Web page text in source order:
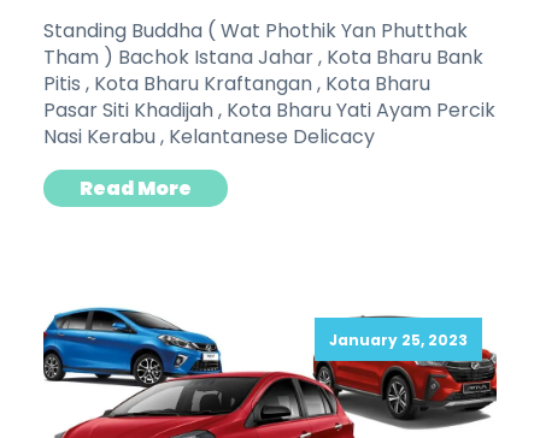
Standing Buddha ( Wat Phothik Yan Phutthak
Tham ) Bachok Istana Jahar , Kota Bharu Bank
Pitis , Kota Bharu Kraftangan , Kota Bharu
Pasar Siti Khadijah , Kota Bharu Yati Ayam Percik
Nasi Kerabu , Kelantanese Delicacy
Read More
January 25, 2023